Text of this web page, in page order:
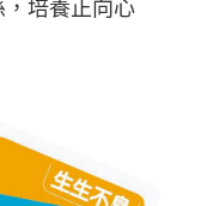
培養正向心